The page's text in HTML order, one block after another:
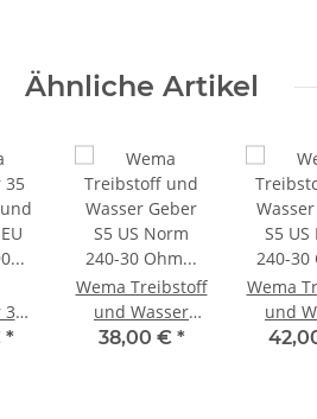
Ohm 21352101
110610, IPWR-
Ähnliche Artikel
35
*
Wema Treibstoff
und Wasser
Geber S5 US
38,00 € *
Wema
und
Geber